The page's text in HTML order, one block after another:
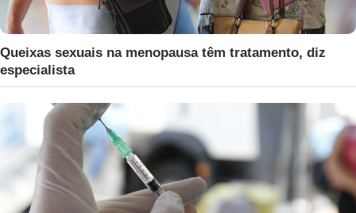
Queixas sexuais na menopausa têm tratamento, diz
especialista